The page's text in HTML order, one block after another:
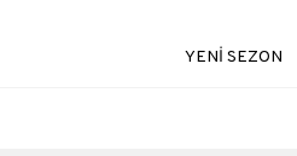
YENİ SEZON